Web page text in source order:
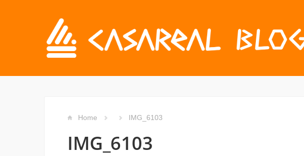
Home IMG_6103
IMG_6103